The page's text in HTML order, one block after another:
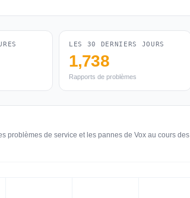
LES 30 DERNIERS JOURS
1,738
Rapports de problèmes
problèmes de service et les pannes de Vox au cours des